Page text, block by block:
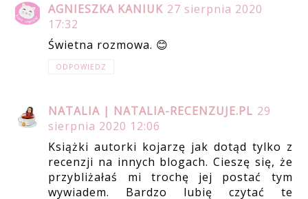
AGNIESZKA KANIUK 27 sierpnia 2020
17:32
Świetna rozmowa. 😊
ODPOWIEDZ
NATALIA | NATALIA-RECENZUJE.PL 29
sierpnia 2020 12:06
Książki autorki kojarzę jak dotąd tylko z
recenzji na innych blogach. Cieszę się, że
przybliżałaś mi trochę jej postać tym
wywiadem. Bardzo lubię czytać te